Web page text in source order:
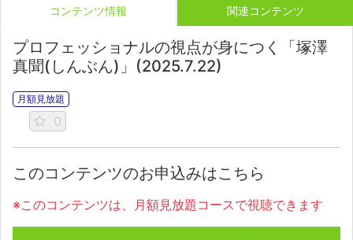
コンテンツ情報 関連コンテンツ
プロフェッショナルの視点が身につく「塚澤
真聞(しんぶん)」(2025.7.22)
月額見放題
0
このコンテンツのお申込みはこちら
※このコンテンツは、月額見放題コースで視聴できます